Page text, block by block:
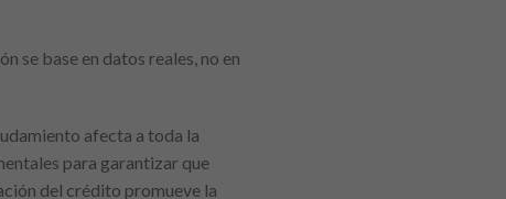
se base en datos reales, no en
afecta a toda la
para garantizar que
del crédito promueve la